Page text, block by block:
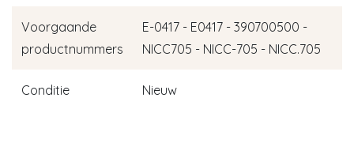
Voorgaande
productnummers
E-0417 - E0417 - 390700500 -
NICC705 - NICC-705 - NICC.705
Conditie Nieuw